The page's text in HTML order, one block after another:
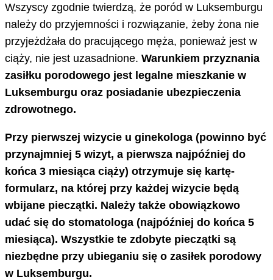
Wszyscy zgodnie twierdzą, że poród w Luksemburgu
należy do przyjemności i rozwiązanie, żeby żona nie
przyjeżdżała do pracującego męża, ponieważ jest w
ciąży, nie jest uzasadnione. Warunkiem przyznania
zasiłku porodowego jest legalne mieszkanie w
Luksemburgu oraz posiadanie ubezpieczenia
zdrowotnego.
Przy pierwszej wizycie u ginekologa (powinno być
przynajmniej 5 wizyt, a pierwsza najpóźniej do
końca 3 miesiąca ciąży) otrzymuje się kartę-
formularz, na której przy każdej wizycie będą
wbijane pieczątki. Należy także obowiązkowo
udać się do stomatologa (najpóźniej do końca 5
miesiąca). Wszystkie te zdobyte pieczątki są
niezbędne przy ubieganiu się o zasiłek porodowy
w Luksemburgu.